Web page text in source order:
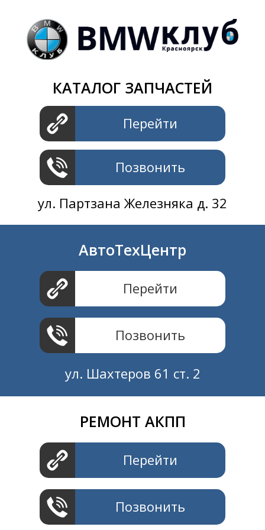
КАТАЛОГ ЗАПЧАСТЕЙ
Перейти
Позвонить
ул. Партзана Железняка д. 32
АвтоТехЦентр
Перейти
Позвонить
ул. Шахтеров 61 ст. 2
РЕМОНТ АКПП
Перейти
Позвонить
+7 391 2801414
ул. Шахтеров 61 ст.2
+7 391 2311414
ул. Шахтеров 61 ст.2